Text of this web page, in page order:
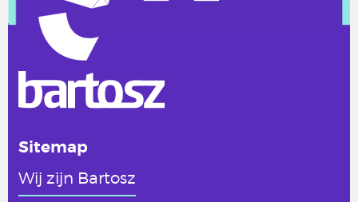
Sitemap
Wij zijn Bartosz